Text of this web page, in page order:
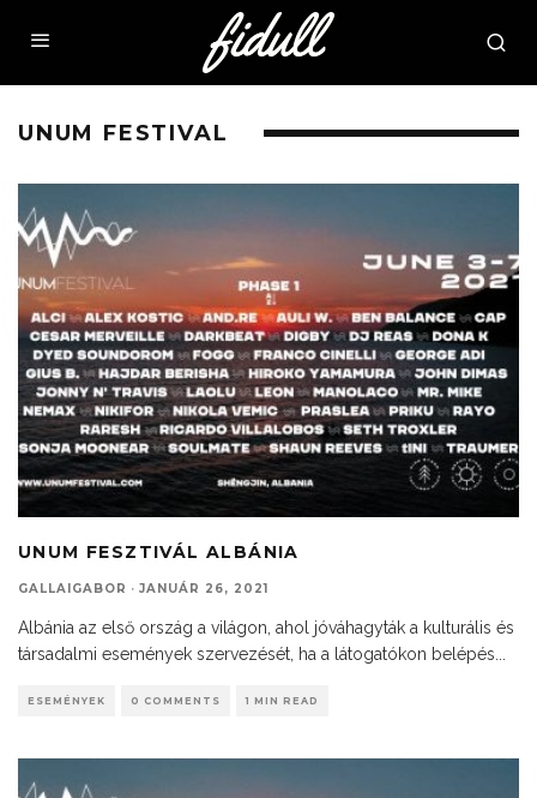
UNUM FESTIVAL
UNUM FESZTIVÁL ALBÁNIA
GALLAIGABOR · JANUÁR 26, 2021
Albánia az első ország a világon, ahol jóváhagyták a kulturális és
társadalmi események szervezését, ha a látogatókon belépés
ESEMÉNYEK 0 COMMENTS 1 MIN READ